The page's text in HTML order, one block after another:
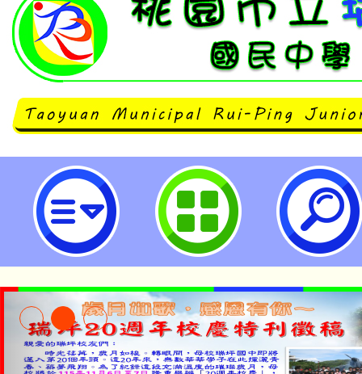
桃園市政府函以，為利同仁返鄉協
各機關學校依「天然災害停止上班
法」第13條規定，從寬認定給予所
上班登記-桃園市立瑞坪國民中學